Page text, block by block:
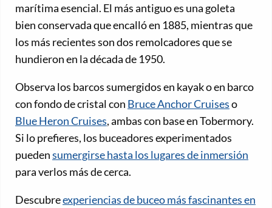
marítima esencial. El más antiguo es una goleta
bien conservada que encalló en 1885, mientras que
los más recientes son dos remolcadores que se
hundieron en la década de 1950.
Observa los barcos sumergidos en kayak o en barco
con fondo de cristal con Bruce Anchor Cruiseso
Blue Heron Cruises, ambas con base en Tobermory.
Si lo prefieres, los buceadores experimentados
puedensumergirse hasta los lugares de inmersión
para verlos más de cerca.
Descubreexperiencias de buceo más fascinantes en